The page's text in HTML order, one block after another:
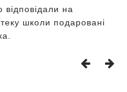
на
школи подаровані